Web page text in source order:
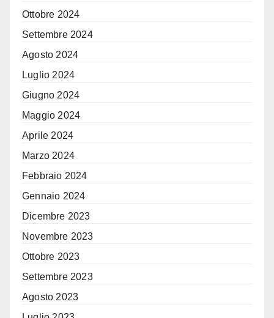
Ottobre 2024
Settembre 2024
Agosto 2024
Luglio 2024
Giugno 2024
Maggio 2024
Aprile 2024
Marzo 2024
Febbraio 2024
Gennaio 2024
Dicembre 2023
Novembre 2023
Ottobre 2023
Settembre 2023
Agosto 2023